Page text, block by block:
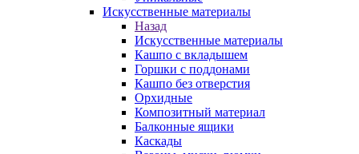
Искусственные материалы
Назад
Искусственные материалы
Кашпо с вкладышем
Горшки с поддонами
Кашпо без отверстия
Орхидные
Композитный материал
Балконные ящики
Каскады